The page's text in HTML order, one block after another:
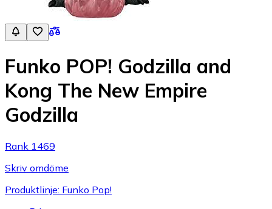
Funko POP! Godzilla and
Kong The New Empire
Godzilla
Rank 1469
Skriv omdöme
Produktlinje: Funko Pop!